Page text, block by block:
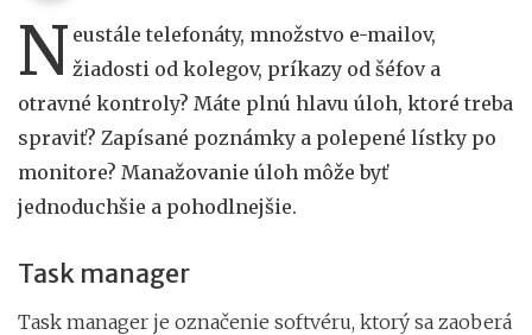
N eustále telefonáty, množstvo e-mailov,
žiadosti od kolegov, príkazy od šéfov a
otravné kontroly? Máte plnú hlavu úloh, ktoré treba
spraviť? Zapísané poznámky a polepené lístky po
monitore? Manažovanie úloh môže byť
jednoduchšie a pohodlnejšie.
Task manager
Task manager je označenie softvéru, ktorý sa zaoberá